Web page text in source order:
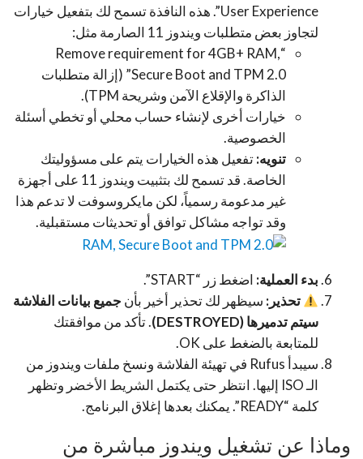
User Experience”. هذه النافذة تسمح لك بتفعيل خيارات
لتجاوز بعض متطلبات ويندوز 11 الصارمة مثل:
“Remove requirement for 4GB+ RAM,
Secure Boot and TPM 2.0” (إزالة متطلبات
الذاكرة والإقلاع الآمن وشريحة TPM).
خيارات أخرى لإنشاء حساب محلي أو تخطي أسئلة
الخصوصية.
تنويه:تفعيل هذه الخيارات يتم على مسؤوليتك
الخاصة. قد تسمح لك بتثبيت ويندوز 11 على أجهزة
غير مدعومة رسمياً، لكن مايكروسوفت لا تدعم هذا
وقد تواجه مشاكل توافق أو تحديثات مستقبلية.
بدء العملية: اضغط زر “START”.
تحذير: سيظهر لك تحذير أخير بأن جميع بيانات الفلاشة
سيتم تدميرها (DESTROYED)
. تأكد من موافقتك
للمتابعة بالضغط على OK.
سيبدأ Rufus في تهيئة الفلاشة ونسخ ملفات ويندوز من
الـ ISO إليها. انتظر حتى يكتمل الشريط الأخضر وتظهر
كلمة “READY”. يمكنك بعدها إغلاق البرنامج.
وماذا عن تشغيل ويندوز مباشرة من